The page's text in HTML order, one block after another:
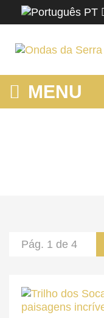
PT
MENU
Pág. 1 de 4